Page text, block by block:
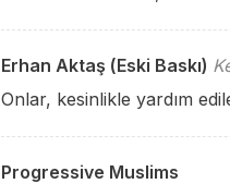
Erhan Aktaş (Eski Baskı)
Onlar, kesinlikle yardım
Progressive Muslims